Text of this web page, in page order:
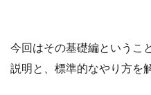
今回はその基礎編というこ
説明と、標準的なやり方を